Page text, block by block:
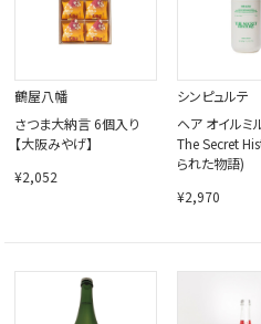
鶴屋八幡
さつま大納言 6個入り
【大阪みやげ】
¥2,052
シンピュルテ
ヘア オイルミ
The Secret
られた物語)
¥2,970